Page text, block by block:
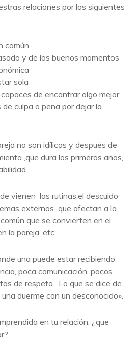
relaciones por los siguientes
común.
y de los buenos momentos
sola
de encontrar algo mejor.
culpa o pena por dejar la
no son idílicas y después de
,que dura los primeros años,
vienen las rutinas,el descuido
externos que afectan a la
que se convierten en el
la pareja, etc .
una puede estar recibiendo
poca comunicación, pocos
de respeto . Lo que se dice de
duerme con un desconocido».
en tu relación, ¿que